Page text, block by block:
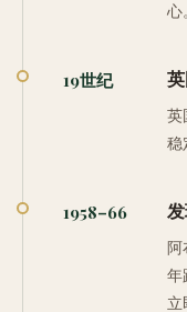
心。
19世纪
英
稳
1958–66
阿
年
立